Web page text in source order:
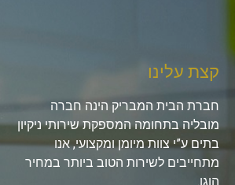
קצת עלינו
חברת הבית המבריק הינה חברה
מובליה בתחומה המספקת שירותי ניקיון
בתים ע”י צוות מיומן ומקצועי, אנו
מתחייבים לשירות הטוב ביותר במחיר
הוגן.